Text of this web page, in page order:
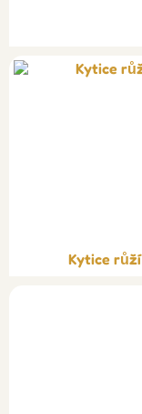
Kytice růží